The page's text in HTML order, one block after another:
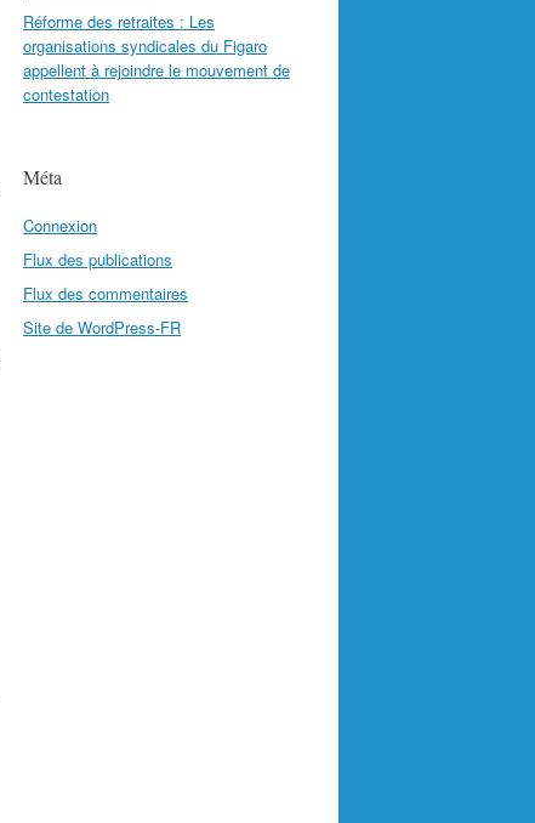
Réforme des retraites : Les
organisations syndicales du Figaro
appellent à rejoindre le mouvement de
contestation
Méta
Connexion
Flux des publications
Flux des commentaires
Site de WordPress-FR